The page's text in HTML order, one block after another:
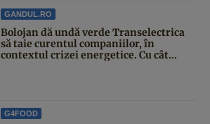
GANDUL.RO
Bolojan dă undă verde Transelectrica
să taie curentul companiilor, în
contextul crizei energetice. Cu cât...
G4FOOD